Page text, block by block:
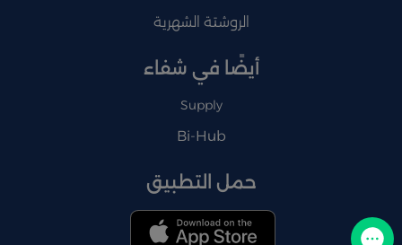
الروشتة الشهرية
أيضًا في شفاء
Supply
Bi-Hub
حمل التطبيق
تواصل معنا